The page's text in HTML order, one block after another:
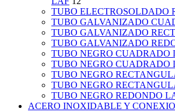
TUBO ELECTROSOLDADO
TUBO GALVANIZADO
TUBO GALVANIZADO
TUBO GALVANIZADO
TUBO NEGRO CUADRADO
TUBO NEGRO CUADRADO
TUBO NEGRO
TUBO NEGRO
TUBO NEGRO REDONDO
ACERO INOXIDABLE Y